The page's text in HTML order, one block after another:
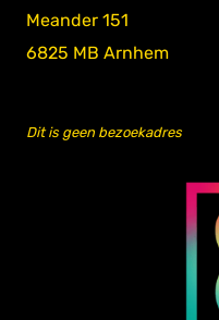
Meander 151
6825 MB Arnhem
Dit is geen bezoekadres